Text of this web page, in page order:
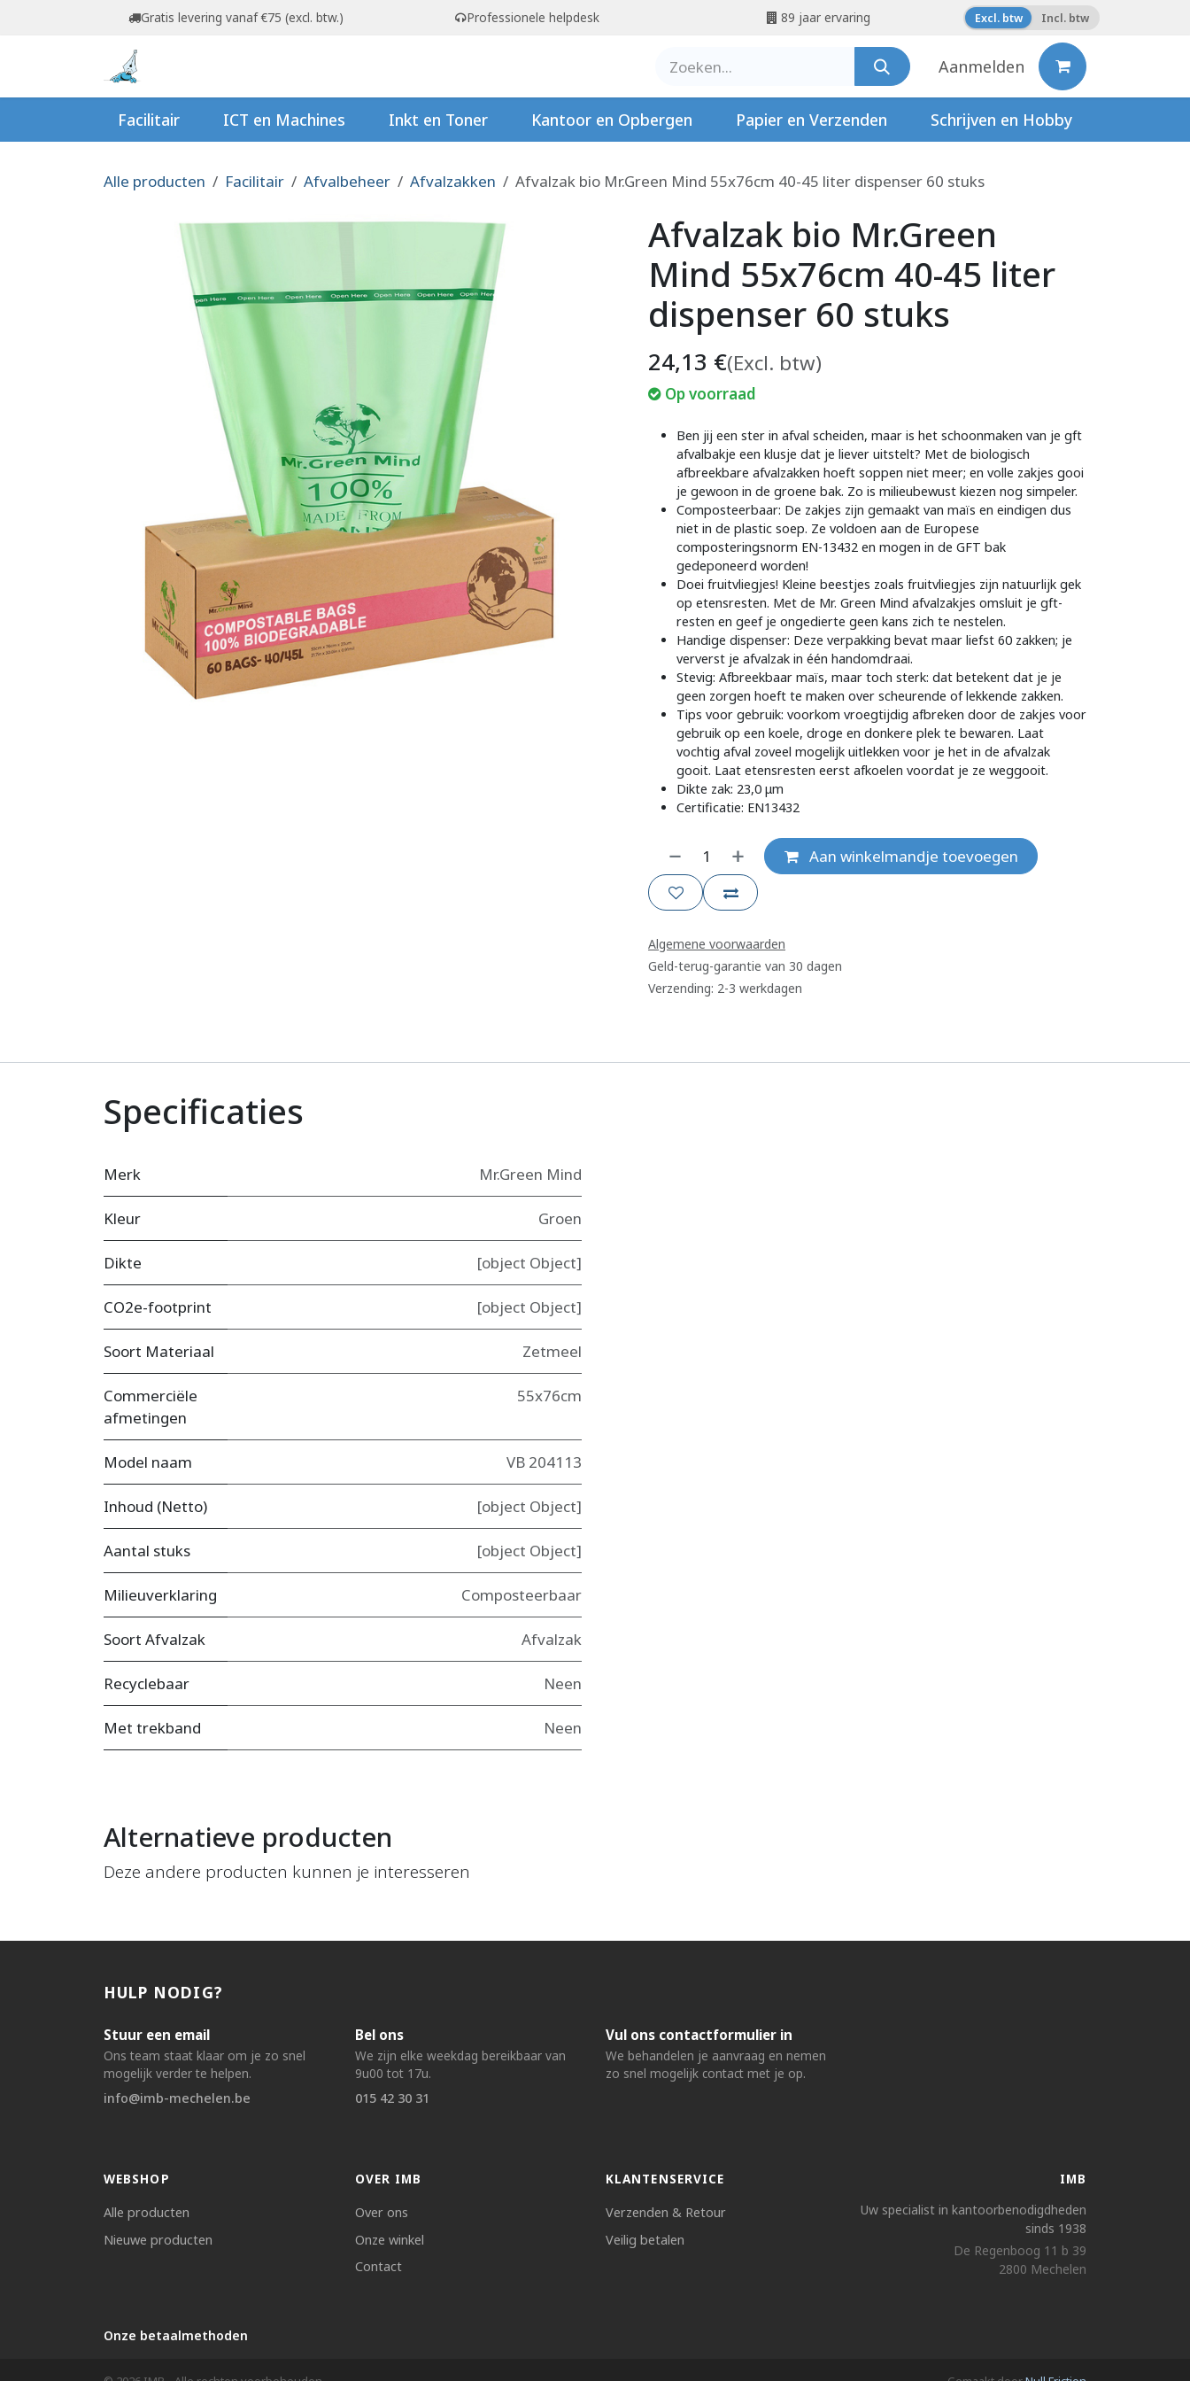
Overslaan naar inhoudGratis levering vanaf €75 (excl. btw.) Professionele helpdesk 89 jaar ervaring Excl. btw Incl. btw
Aanmelden
Facilitair ICT en Machines Inkt en Toner Kantoor en Opbergen Papier en Verzenden Schrijven en Hobby
Alle producten Facilitair Afvalbeheer Afvalzakken Afvalzak bio Mr.Green Mind 55x76cm 40-45 liter dispenser 60 stuks
Afvalzak bio Mr.Green
Mind 55x76cm 40-45 liter
dispenser 60 stuks
24,13 €(Excl. btw)
Op voorraad
Ben jij een ster in afval scheiden, maar is het schoonmaken van je gft
afvalbakje een klusje dat je liever uitstelt? Met de biologisch
afbreekbare afvalzakken hoeft soppen niet meer; en volle zakjes gooi
je gewoon in de groene bak. Zo is milieubewust kiezen nog simpeler.
Composteerbaar: De zakjes zijn gemaakt van maïs en eindigen dus
niet in de plastic soep. Ze voldoen aan de Europese
composteringsnorm EN-13432 en mogen in de GFT bak
gedeponeerd worden!
Doei fruitvliegjes! Kleine beestjes zoals fruitvliegjes zijn natuurlijk gek
op etensresten. Met de Mr. Green Mind afvalzakjes omsluit je gft-
resten en geef je ongedierte geen kans zich te nestelen.
Handige dispenser: Deze verpakking bevat maar liefst 60 zakken; je
ververst je afvalzak in één handomdraai.
Stevig: Afbreekbaar maïs, maar toch sterk: dat betekent dat je je
geen zorgen hoeft te maken over scheurende of lekkende zakken.
Tips voor gebruik: voorkom vroegtijdig afbreken door de zakjes voor
gebruik op een koele, droge en donkere plek te bewaren. Laat
vochtig afval zoveel mogelijk uitlekken voor je het in de afvalzak
gooit. Laat etensresten eerst afkoelen voordat je ze weggooit.
Dikte zak: 23,0 μm
Certificatie: EN13432
Aan winkelmandje toevoegen
Algemene voorwaarden
Geld-terug-garantie van 30 dagen
Verzending: 2-3 werkdagen
Specificaties
Merk Mr.Green Mind
Kleur Groen
Dikte [object Object]
CO2e-footprint [object Object]
Soort Materiaal Zetmeel
Commerciële
afmetingen
55x76cm
Model naam VB 204113
Inhoud (Netto) [object Object]
Aantal stuks [object Object]
Milieuverklaring Composteerbaar
Soort Afvalzak Afvalzak
Recyclebaar Neen
Met trekband Neen
Alternatieve producten
Deze andere producten kunnen je interesseren
HULP NODIG?
Stuur een email
Ons team staat klaar om je zo snel
mogelijk verder te helpen.
info@imb-mechelen.be
Bel ons
We zijn elke weekdag bereikbaar van
9u00 tot 17u.
015 42 30 31
Vul ons contactformulier in
We behandelen je aanvraag en nemen
zo snel mogelijk contact met je op.
WEBSHOP
Alle producten
Nieuwe producten
OVER IMB
Over ons
Onze winkel
Contact
KLANTENSERVICE
Verzenden & Retour
Veilig betalen
IMB
Uw specialist in kantoorbenodigdheden
sinds 1938
De Regenboog 11 b 39
2800 Mechelen
Onze betaalmethoden